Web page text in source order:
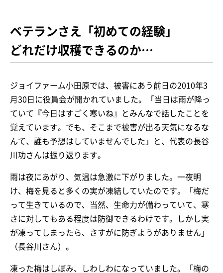
ベテランさえ「初めての経験」
どれだけ収穫できるのか…
ジョイファーム小田原では、被害にあう前日の2010年3
月30日に役員会が開かれていました。「当日は雨が降っ
ていて『今日はすごく寒いね』とみんなで話したことを
覚えています。でも、そこまで被害が出る天気になるな
んて、誰も予想はしていませんでした」と、代表の長谷
川功さんは振り返ります。
雨は夜にあがり、気温は急激に下がりました。一夜明
け、梅を見ると多くの実が凍結していたのです。「梅だ
って生きているので、当然、生命力が備わっていて、寒
さに対してもある程度は防御できるわけです。しかし実
が凍ってしまったら、さすがに防ぎようがありません」
（長谷川さん）。
凍った梅はしぼみ、しわしわになっていました。「梅の